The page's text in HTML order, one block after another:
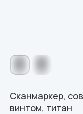
Сканмаркер,
винтом, титан